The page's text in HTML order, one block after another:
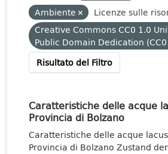
Ambiente
Licenze sulle
Creative Commons CC0 1.0
Public Domain Dedication
Risultato del Filtro
Caratteristiche delle acque
Provincia di Bolzano
Caratteristiche delle acque
Provincia di Bolzano Zustand